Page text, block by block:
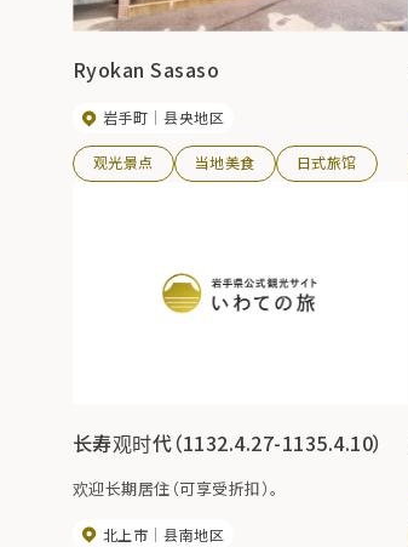
Ryokan Sasaso
岩手町 县央地区
观光景点 当地美食 日式旅馆
长寿观时代（1132.4.27-1135.4.10）
欢迎长期居住（可享受折扣）。
北上市 县南地区